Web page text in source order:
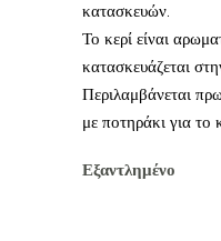
κατασκευών.
Το κερί είναι
κατασκευάζεται
Περιλαμβάνεται
με ποτηράκι για το
Εξαντλημένο